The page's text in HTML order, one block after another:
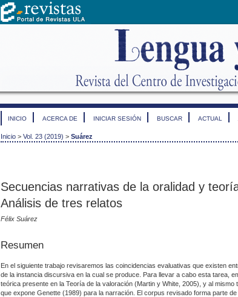
INICIO ACERCA DE INICIAR SESIÓN BUSCAR ACTUAL
Inicio > Vol. 23 (2019) > Suárez
Secuencias narrativas de la oralidad y
Análisis de tres relatos
Félix Suárez
Resumen
En el siguiente trabajo revisaremos las coincidencias evaluativas que existen
de la instancia discursiva en la cual se produce. Para llevar a cabo esta tarea,
teórica presente en la Teoría de la valoración (Martin y White, 2005), y al mismo
que expone Genette (1989) para la narración. El corpus revisado forma parte